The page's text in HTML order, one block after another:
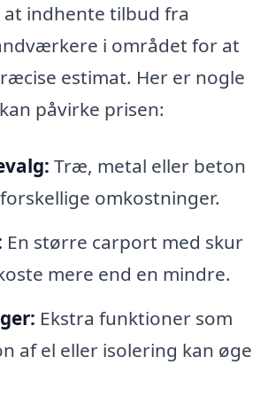
indhente tilbud fra
i området for at
estimat. Her er nogle
påvirke prisen:
Træ, metal eller beton
omkostninger.
En større carport med skur
mere end en mindre.
Ekstra funktioner som
af el eller isolering kan øge